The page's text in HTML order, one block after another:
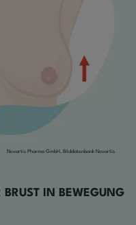
Novartis Pharma GmbH, Bilddatenbank Novartis
BRUST IN BEWEGUNG